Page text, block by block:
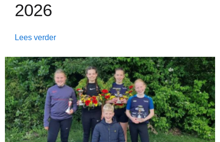
2026
Lees verder